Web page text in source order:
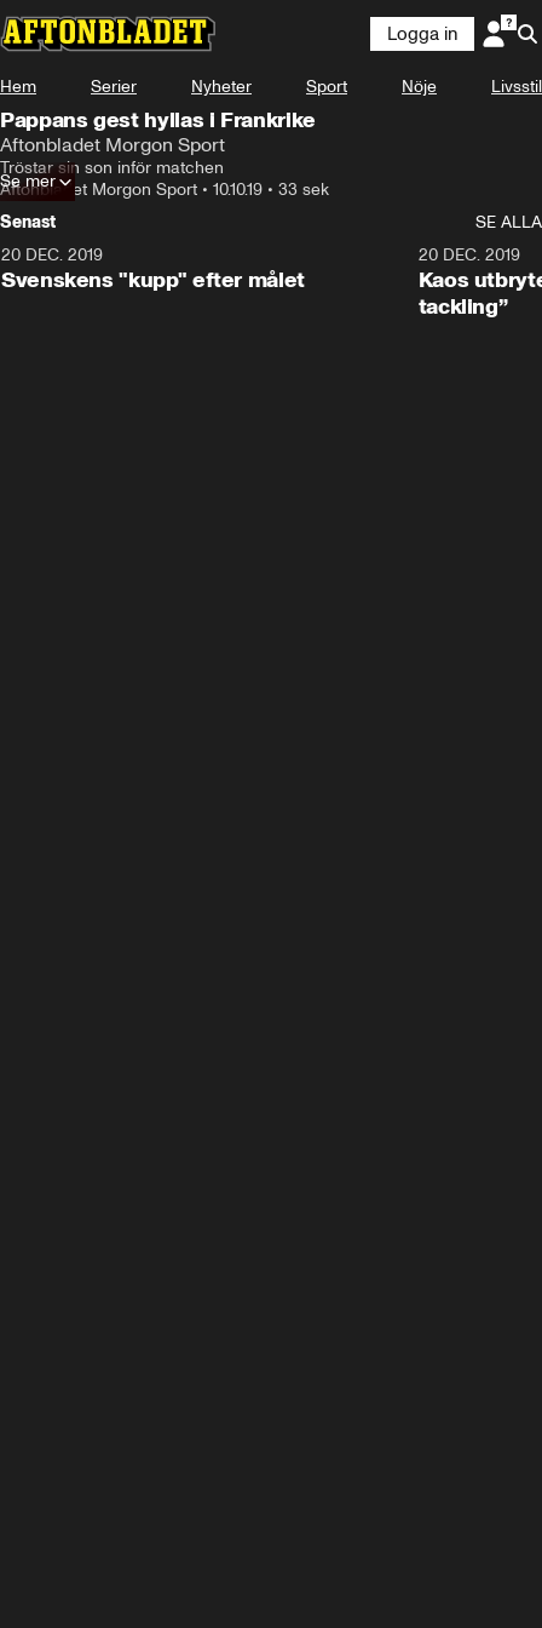
Logga in
Hem Serier Nyheter Sport Nöje Livsstil
Pappans gest hyllas i Frankrike
Aftonbladet Morgon Sport
Tröstar sin son inför matchen
Aftonbladet Morgon Sport • 10.10.19 • 33 sek
Se mer
Senast
SE ALLA
20 DEC. 2019
Svenskens "kupp" efter målet
20 DEC. 2019
Kaos
tackling”